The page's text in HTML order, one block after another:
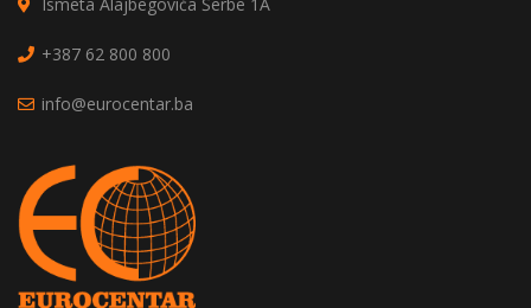
+387 62 800 800
info@eurocentar.ba